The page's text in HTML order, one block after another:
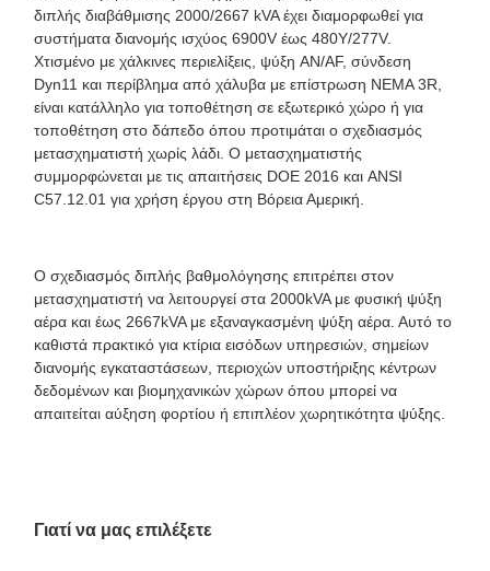
διπλής διαβάθμισης 2000/2667 kVA έχει διαμορφωθεί για
συστήματα διανομής ισχύος 6900V έως 480Y/277V.
Χτισμένο με χάλκινες περιελίξεις, ψύξη AN/AF, σύνδεση
Dyn11 και περίβλημα από χάλυβα με επίστρωση NEMA 3R,
είναι κατάλληλο για τοποθέτηση σε εξωτερικό χώρο ή για
τοποθέτηση στο δάπεδο όπου προτιμάται ο σχεδιασμός
μετασχηματιστή χωρίς λάδι. Ο μετασχηματιστής
συμμορφώνεται με τις απαιτήσεις DOE 2016 και ANSI
C57.12.01 για χρήση έργου στη Βόρεια Αμερική.
Ο σχεδιασμός διπλής βαθμολόγησης επιτρέπει στον
μετασχηματιστή να λειτουργεί στα 2000kVA με φυσική ψύξη
αέρα και έως 2667kVA με εξαναγκασμένη ψύξη αέρα. Αυτό το
καθιστά πρακτικό για κτίρια εισόδων υπηρεσιών, σημείων
διανομής εγκαταστάσεων, περιοχών υποστήριξης κέντρων
δεδομένων και βιομηχανικών χώρων όπου μπορεί να
απαιτείται αύξηση φορτίου ή επιπλέον χωρητικότητα ψύξης.
Γιατί να μας επιλέξετε